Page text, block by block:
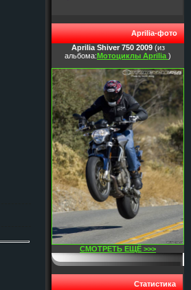
Aprilia-фото
Aprilia Shiver 750 2009 (из
альбома:Мотоциклы Aprilia )
СМОТРЕТЬ ЕЩЁ >>>
Статистика